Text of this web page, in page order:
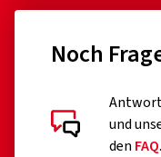
Noch
und
den FAQ.